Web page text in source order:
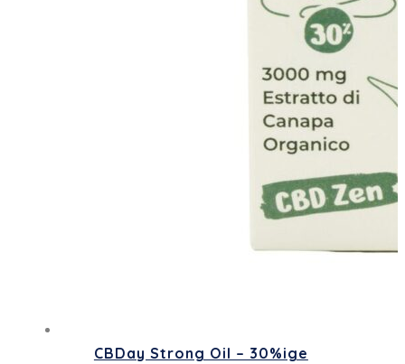
CBDay Strong Oil – 30%ige